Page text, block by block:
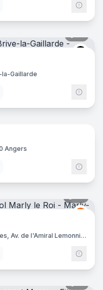
la-Gaillarde
50
Angers
Centre commercial Grandes Terres, Av. de l'Amiral Lemonnier, 78160 Marly-le-Roi